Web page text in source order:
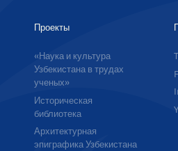
Проекты
«Наука и культура
Узбекистана в трудах
ученых»
Историческая
библиотека
Архитектурная
эпиграфика Узбекистана